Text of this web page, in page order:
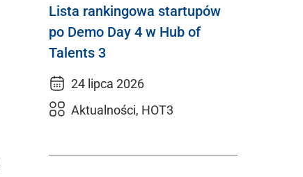
Lista rankingowa startupów
po Demo Day 4 w Hub of
Talents 3
24 lipca 2026
Aktualności, HOT3